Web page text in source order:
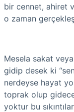
bir cennet, ahiret
o zaman
Mesela sakat
gidip desek ki
nerdeyse hayat
toprak olup
yoktur bu